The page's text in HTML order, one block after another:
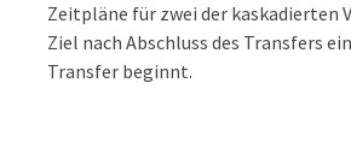
Zeitpläne für zwei der kaskadierten
Ziel nach Abschluss des Transfers
Transfer beginnt.